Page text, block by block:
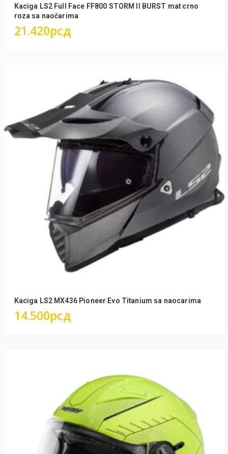
Kaciga LS2 Full Face FF800 STORM II BURST mat crno
roza sa naočarima
21.420рсд
Kaciga LS2 MX436 Pioneer Evo Titanium sa naocarima
14.500рсд